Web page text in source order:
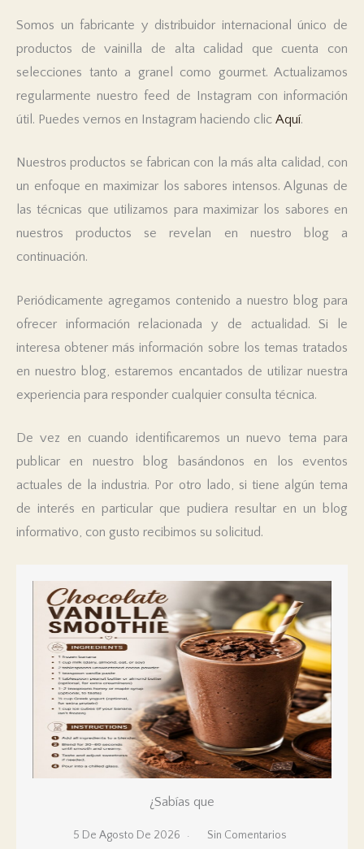
Somos un fabricante y distribuidor internacional único de
productos de vainilla de alta calidad que cuenta con
selecciones tanto a granel como gourmet. Actualizamos
regularmente nuestro feed de Instagram con información
útil. Puedes vernos en Instagram haciendo clic Aquí.
Nuestros productos se fabrican con la más alta calidad, con
un enfoque en maximizar los sabores intensos. Algunas de
las técnicas que utilizamos para maximizar los sabores en
nuestros productos se revelan en nuestro blog a
continuación.
Periódicamente agregamos contenido a nuestro blog para
ofrecer información relacionada y de actualidad. Si le
interesa obtener más información sobre los temas tratados
en nuestro blog, estaremos encantados de utilizar nuestra
experiencia para responder cualquier consulta técnica.
De vez en cuando identificaremos un nuevo tema para
publicar en nuestro blog basándonos en los eventos
actuales de la industria. Por otro lado, si tiene algún tema
de interés en particular que pudiera resultar en un blog
informativo, con gusto recibimos su solicitud.
¿Sabías que
5 De Agosto De 2026 Sin Comentarios